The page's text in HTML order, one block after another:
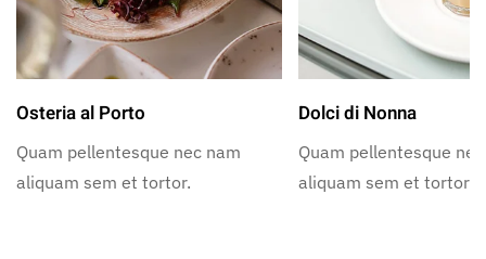
Osteria al Porto
Quam pellentesque nec nam
aliquam sem et tortor.
Dolci di Nonna
Quam pellentesque
aliquam sem et tortor.